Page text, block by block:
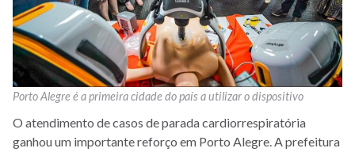
Porto Alegre é a primeira cidade do país a utilizar o dispositivo
O atendimento de casos de parada cardiorrespiratória
ganhou um importante reforço em Porto Alegre. A prefeitura